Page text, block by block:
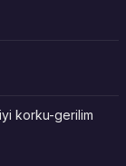
korku-gerilim